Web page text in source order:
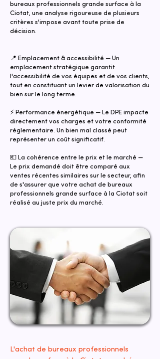
bureaux professionnels grande surface à la
Ciotat, une analyse rigoureuse de plusieurs
critères s'impose avant toute prise de
décision.
📍 Emplacement & accessibilité — Un
emplacement stratégique garantit
l'accessibilité de vos équipes et de vos clients,
tout en constituant un levier de valorisation du
bien sur le long terme.
⚡ Performance énergétique — Le DPE impacte
directement vos charges et votre conformité
réglementaire. Un bien mal classé peut
représenter un coût significatif.
💶 La cohérence entre le prix et le marché —
Le prix demandé doit être comparé aux
ventes récentes similaires sur le secteur, afin
de s'assurer que votre achat de bureaux
professionnels grande surface à la Ciotat soit
réalisé au juste prix du marché.
L'achat de bureaux professionnels